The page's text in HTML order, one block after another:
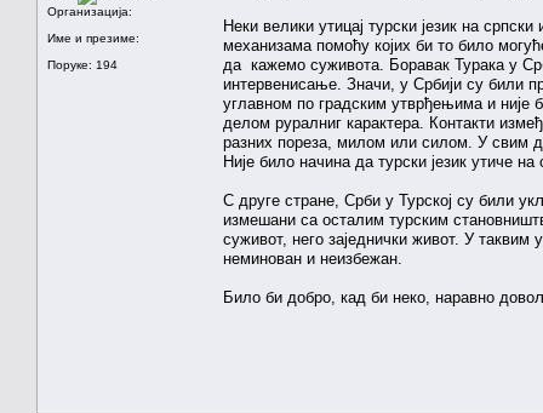
Организација:
Име и презиме:
Поруке: 194
Неки велики утицај турски језик на
механизама помоћу којих би то било
да кажемо суживота. Боравак Турака у
интервенисање. Значи, у Србији су били
углавном по градским утврђењима и није
делом руралниг карактера. Контакти
разних пореза, милом или силом. У свим
Није било начина да турски језик утиче
С друге стране, Срби у Турској су били
измешани са осталим турским
суживот, него заједнички живот. У таквим
неминован и неизбежан.
Било би добро, кад би неко, наравно